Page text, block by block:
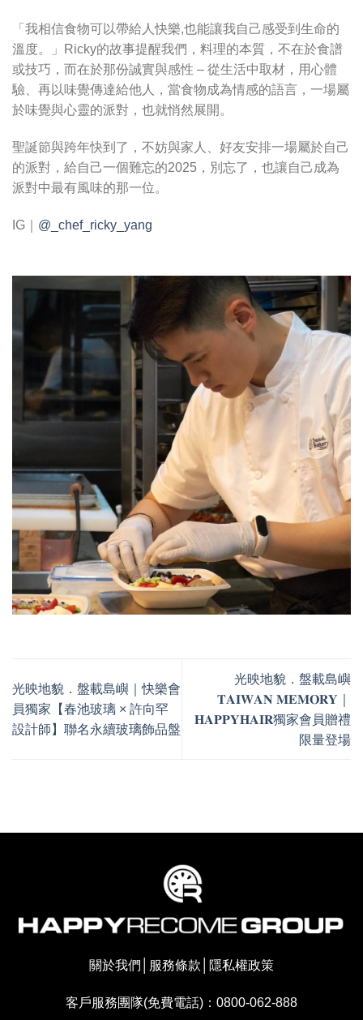
「我相信食物可以帶給人快樂,也能讓我自己感受到生命的
溫度。」Ricky的故事提醒我們，料理的本質，不在於食譜
或技巧，而在於那份誠實與感性 – 從生活中取材，用心體
驗、再以味覺傳達給他人，當食物成為情感的語言，一場屬
於味覺與心靈的派對，也就悄然展開。
聖誕節與跨年快到了，不妨與家人、好友安排一場屬於自己
的派對，給自己一個難忘的2025，別忘了，也讓自己成為
派對中最有風味的那一位。
IG｜ @_chef_ricky_yang
光映地貌．盤載島嶼｜快樂會
員獨家【春池玻璃 × 許向罕
設計師】聯名永續玻璃飾品盤
光映地貌．盤載島嶼
𝐓𝐀𝐈𝐖𝐀𝐍 𝐌𝐄𝐌𝐎𝐑𝐘｜
𝐇𝐀𝐏𝐏𝐘𝐇𝐀𝐈𝐑獨家會員贈禮
限量登場
關於我們 服務條款 隱私權政策
客戶服務團隊(免費電話)：0800-062-888